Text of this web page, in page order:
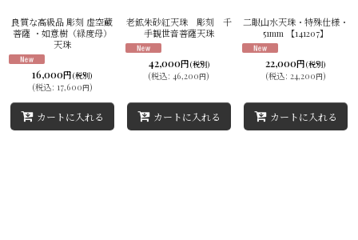
良質な高級品 彫刻 虚空蔵
菩薩 ・如意樹（緑度母）
天珠
16,000円 (税別)
(税込: 17,600円)
カートに入れる
老鉱朱砂紅天珠 彫刻 千
手観世音菩薩天珠
42,000円(税別)
(税込: 46,200円)
カートに入れる
二眼山水天珠・特殊仕様・
51mm 【141207】
22,000円 (税別)
(税込: 24,200円)
カートに入れる